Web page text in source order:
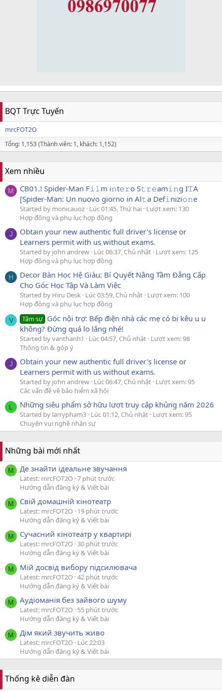
BQT Trực Tuyến
mrcFOT2O
Tổng: 1,153 (Thành viên: 1, khách: 1,152)
Xem nhiều
M
CB01.! Spider-Man F𝚒𝚕m i𝚗t𝚎𝚛o S𝚝𝚛𝚎am𝚒𝚗g I𝚃A
[Spider-Man: Un nuovo giorno in Al𝚝a Def𝚒nizi𝚘𝚗e
Started by monicauoz Lúc 01:45, Thứ hai Lượt xem: 130
Hợp đồng và phụ lục hợp đồng
J
Obtain your new authentic full driver's license or
Learners permit with us without exams.
Started by john andrew Lúc 06:37, Chủ nhật Lượt xem: 125
Hợp đồng và phụ lục hợp đồng
H
Decor Bàn Học Hệ Giàu: Bí Quyết Nâng Tầm Đẳng Cấp
Cho Góc Học Tập Và Làm Việc
Started by Hiru Desk Lúc 03:59, Chủ nhật Lượt xem: 100
Hợp đồng và phụ lục hợp đồng
V Tâm sự Góc nội trợ: Bếp điện nhà các mẹ có bị kêu u u
không? Đừng quá lo lắng nhé!
Started by vanthanh1 Lúc 04:57, Chủ nhật Lượt xem: 98
Thông tin & góp ý
J
Obtain your new authentic full driver's license or
Learners permit with us without exams.
Started by john andrew Lúc 06:47, Chủ nhật Lượt xem: 95
Các vấn đề về bảo hiểm xã hội
L Những siêu phẩm sở hữu lượt truy cập khủng năm 2026
Started by larrypham3 Lúc 01:12, Chủ nhật Lượt xem: 95
Chuyện vui nghề nhân sự
Những bài mới nhất
M Де знайти ідеальне звучання
Latest: mrcFOT2O 7 phút trước
Hướng dẫn đăng ký & Viết bài
M Свій домашній кінотеатр
Latest: mrcFOT2O 19 phút trước
Hướng dẫn đăng ký & Viết bài
M Сучасний кінотеатр у квартирі
Latest: mrcFOT2O 30 phút trước
Hướng dẫn đăng ký & Viết bài
M Мій досвід вибору підсилювача
Latest: mrcFOT2O 42 phút trước
Hướng dẫn đăng ký & Viết bài
M Аудіоманія без зайвого шуму
Latest: mrcFOT2O 55 phút trước
Hướng dẫn đăng ký & Viết bài
M Дім який звучить живо
Latest: mrcFOT2O Lúc 22:03
Hướng dẫn đăng ký & Viết bài
Thống kê diễn đàn